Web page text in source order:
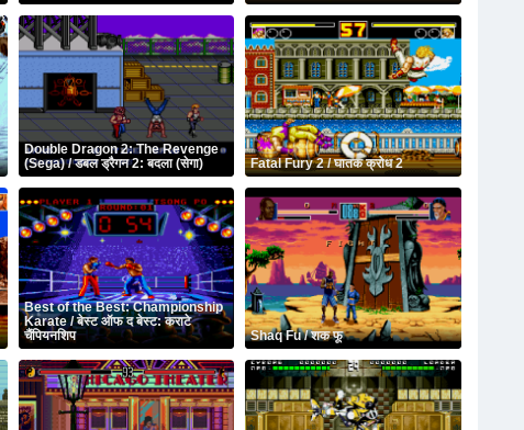
Double Dragon 2: The Revenge
(Sega) / डबल ड्रैगन 2: बदला (सेगा)
Fatal Fury 2 / घातक क्रोध 2
Best of the Best: Championship
Karate / बेस्ट ऑफ द बेस्ट: कराटे
चैंपियनशिप
Shaq Fu / शक फू